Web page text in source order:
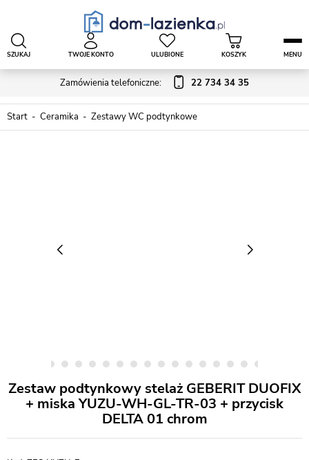
Zamówienia telefoniczne: 22 734 34 35
SZUKAJ TWOJE KONTO ULUBIONE KOSZYK MENU
Start Ceramika Zestawy WC podtynkowe
Zestaw podtynkowy stelaż GEBERIT DUOFIX
+ miska YUZU-WH-GL-TR-03 + przycisk
DELTA 01 chrom